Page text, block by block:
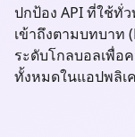
ปกป้อง API ที่ใช้
เข้าถึงตามบทบาท
ระดับโกลบอลเพื่อ
ทั้งหมดในแอปพลิ